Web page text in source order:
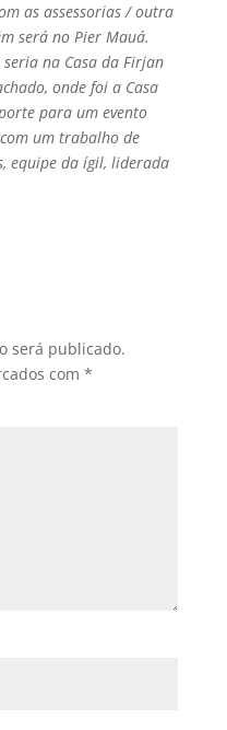
as assessorias / outra
será no Pier Mauá.
na Casa da Firjan
onde foi a Casa
para um evento
um trabalho de
equipe da ígil, liderada
será publicado.
com *